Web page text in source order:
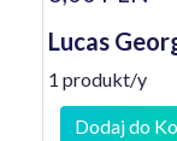
Lucas
1 produkt/y
Dodaj do